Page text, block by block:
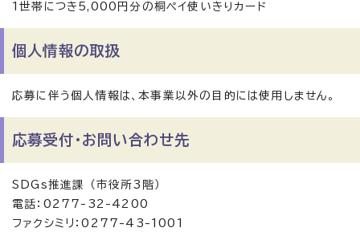
1世帯につき5,000円分の桐ペイ使いきりカード
個人情報の取扱
応募に伴う個人情報は、本事業以外の目的には使用しません。
応募受付・お問い合わせ先
SDGs推進課 （市役所3階）
電話：0277-32-4200
ファクシミリ：0277-43-1001